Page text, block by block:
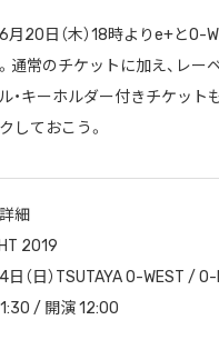
月20日（木）18時よりe+とO-
通常のチケットに加え、レー
・キーホルダー付きチケット
しておこう。
細
2019
（日）TSUTAYA O-WEST /
/ 開演 12:00